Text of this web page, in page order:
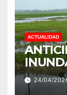
ACTUALIDAD
NIÑO
24/04/